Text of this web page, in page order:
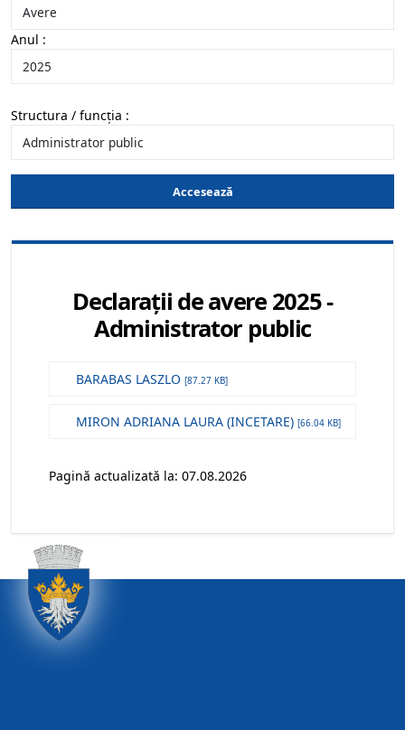
Anul :
Structura / funcția :
Accesează
Declarații de avere 2025 -
Administrator public
BARABAS LASZLO[87.27 KB]
MIRON ADRIANA LAURA (INCETARE)[66.04 KB]
Pagină actualizată la: 07.08.2026